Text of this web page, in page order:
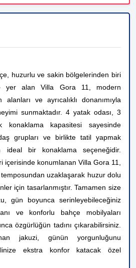
huzurlu ve sakin bölgelerinden biri
yer alan Villa Gora 11, modern
ve ayrıcalıklı donanımıyla
sunmaktadır. 4 yatak odası, 3
kapasitesi sayesinde
grupları ve birlikte tatil yapmak
ideal bir konaklama seçeneğidir.
içerisinde konumlanan Villa Gora 11,
temposundan uzaklaşarak huzur dolu
için tasarlanmıştır. Tamamen size
gün boyunca serinleyebileceğiniz
ve konforlu bahçe mobilyaları
özgürlüğün tadını çıkarabilirsiniz.
jakuzi, günün yorgunluğunu
ekstra konfor katacak özel